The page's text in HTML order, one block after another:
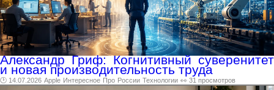
Александр Гриф: Когнитивный суверенитет
и новая производительность труда
🕑 14.07.2026 Apple Интересное Про России Технологии 👀 31 просмотров